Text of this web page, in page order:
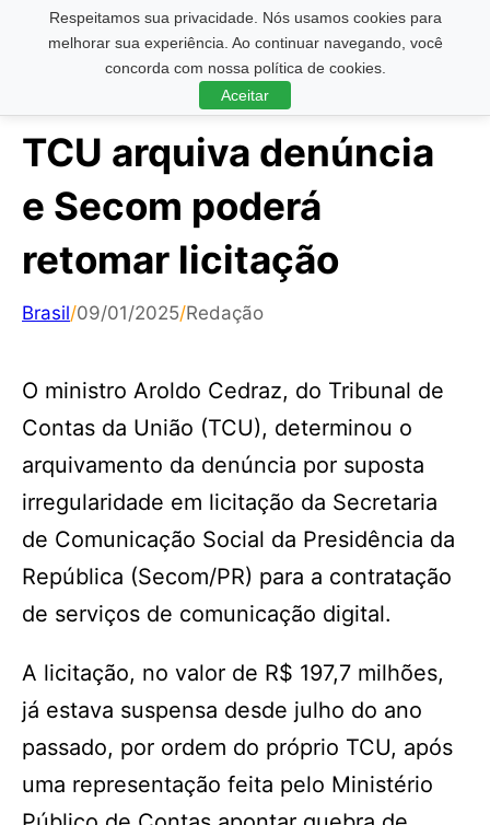
Respeitamos sua privacidade. Nós usamos cookies para
melhorar sua experiência. Ao continuar navegando, você
concorda com nossa política de cookies.
Aceitar
Pesquisar ...
TCU arquiva denúncia
e Secom poderá
retomar licitação
Brasil/09/01/2025/Redação
O ministro Aroldo Cedraz, do Tribunal de
Contas da União (TCU), determinou o
arquivamento da denúncia por suposta
irregularidade em licitação da Secretaria
de Comunicação Social da Presidência da
República (Secom/PR) para a contratação
de serviços de comunicação digital.
A licitação, no valor de R$ 197,7 milhões,
já estava suspensa desde julho do ano
passado, por ordem do próprio TCU, após
uma representação feita pelo Ministério